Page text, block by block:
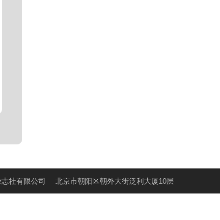
社有限公司 北京市朝阳区朝外大街泛利大厦10层